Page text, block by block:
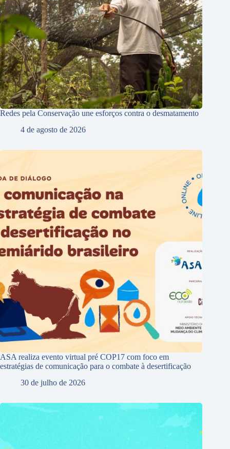
Redes pela Conservação une esforços contra o desmatamento
4 de agosto de 2026
ASA realiza evento virtual pré COP17 com foco em
estratégias de comunicação para o combate à desertificação
30 de julho de 2026